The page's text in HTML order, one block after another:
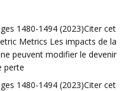
1480-1494 (2023)Citer cet
Metrics Les impacts de la
peuvent modifier le devenir
perte
1480-1494 (2023)Citer cet